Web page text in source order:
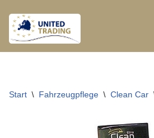
Zum
Inhalt
Start \ Fahrzeugpflege \ Clean Car